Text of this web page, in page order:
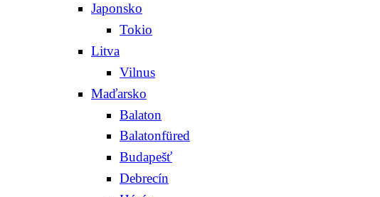
Japonsko
Tokio
Litva
Vilnus
Maďarsko
Balaton
Balatonfüred
Budapešť
Debrecín